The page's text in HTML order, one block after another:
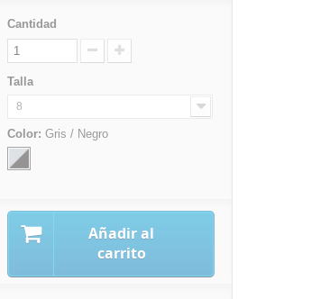
Cantidad
Talla
8
Color: Gris / Negro
Añadir al
carrito